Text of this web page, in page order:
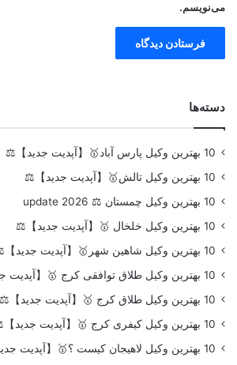
می‌نویسم.
دسته‌ها
10 بهترین وکیل پارس آباد🥇【آپدیت جدید】⚖️
10 بهترین وکیل تالش🥇【آپدیت جدید】⚖️
10 بهترین وکیل چمستان ⚖️ update 2026
10 بهترین وکیل خلخال 🥇【آپدیت جدید】⚖️
10 بهترین وکیل شاهین شهر🥇【آپدیت جدید】⚖️
10 بهترین وکیل طلاق توافقی کرج 🥇【آپدیت جدید】⚖️
10 بهترین وکیل طلاق کرج 🥇【آپدیت جدید】⚖️
10 بهترین وکیل کیفری کرج 🥇【آپدیت جدید】⚖️
10 بهترین وکیل لاهیجان کیست ؟🥇【آپدیت جدید】⚖️